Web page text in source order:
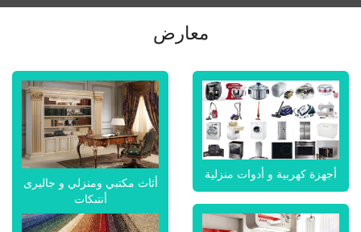
معارض
أجهزة كهربية و أدوات منزلية
أثاث مكتبي ومنزلي و جاليرى
أنتيكات